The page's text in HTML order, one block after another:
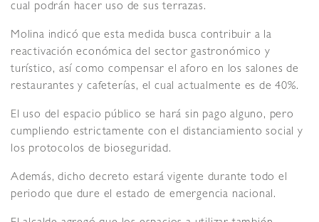
cual podrán hacer uso de sus terrazas.
Molina indicó que esta medida busca contribuir a la
reactivación económica del sector gastronómico y
turístico, así como compensar el aforo en los salones de
restaurantes y cafeterías, el cual actualmente es de 40%.
El uso del espacio público se hará sin pago alguno, pero
cumpliendo estrictamente con el distanciamiento social y
los protocolos de bioseguridad.
Además, dicho decreto estará vigente durante todo el
periodo que dure el estado de emergencia nacional.